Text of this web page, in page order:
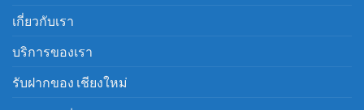
เกี่ยวกับเรา
บริการของเรา
รับฝากของ เชียงใหม่